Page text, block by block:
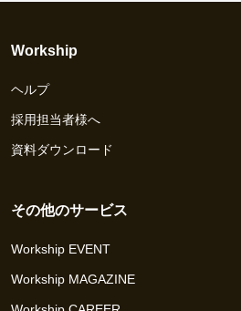
Workship
ヘルプ
採用担当者様へ
資料ダウンロード
その他のサービス
Workship EVENT
Workship MAGAZINE